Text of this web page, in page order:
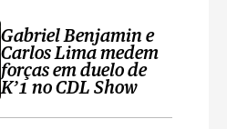
Gabriel Benjamin e
Carlos Lima medem
forças em duelo de
K’1 no CDL Show